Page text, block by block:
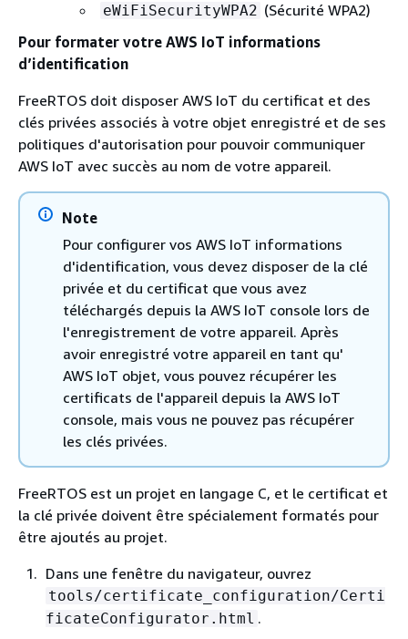
eWiFiSecurityWPA2 (Sécurité WPA2)
Pour formater votre AWS IoT informations
d’identification
FreeRTOS doit disposer AWS IoT du certificat et des
clés privées associés à votre objet enregistré et de ses
politiques d'autorisation pour pouvoir communiquer
AWS IoT avec succès au nom de votre appareil.
Note
Pour configurer vos AWS IoT informations
d'identification, vous devez disposer de la clé
privée et du certificat que vous avez
téléchargés depuis la AWS IoT console lors de
l'enregistrement de votre appareil. Après
avoir enregistré votre appareil en tant qu'
AWS IoT objet, vous pouvez récupérer les
certificats de l'appareil depuis la AWS IoT
console, mais vous ne pouvez pas récupérer
les clés privées.
FreeRTOS est un projet en langage C, et le certificat et
la clé privée doivent être spécialement formatés pour
être ajoutés au projet.
Dans une fenêtre du navigateur, ouvrez
tools/certificate_configuration/Certi
ficateConfigurator.html .